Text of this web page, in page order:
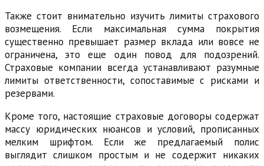
Также стоит внимательно изучить лимиты страхового
возмещения. Если максимальная сумма покрытия
существенно превышает размер вклада или вовсе не
ограничена, это еще один повод для подозрений.
Страховые компании всегда устанавливают разумные
лимиты ответственности, сопоставимые с рисками и
резервами.
Кроме того, настоящие страховые договоры содержат
массу юридических нюансов и условий, прописанных
мелким шрифтом. Если же предлагаемый полис
выглядит слишком простым и не содержит никаких